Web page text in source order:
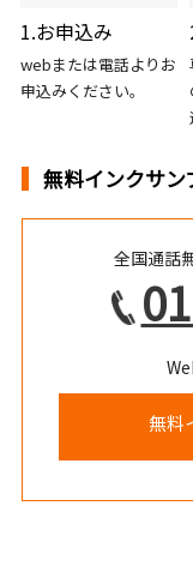
1.お申込み
webまたは電話よりお
申込みください。
無料インクサン
全国通話
無料